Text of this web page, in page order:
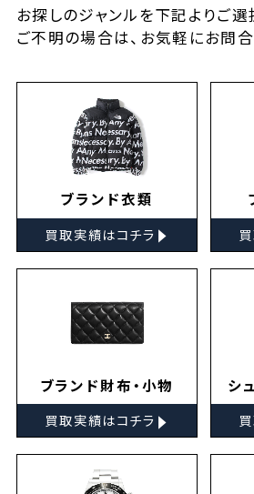
お探しのジャンルを下記よりご選
ご不明の場合は、お気軽にお問
ブランド衣類
買取実績はコチラ ▸
ブランド財布・小物
買取実績はコチラ ▸
シ